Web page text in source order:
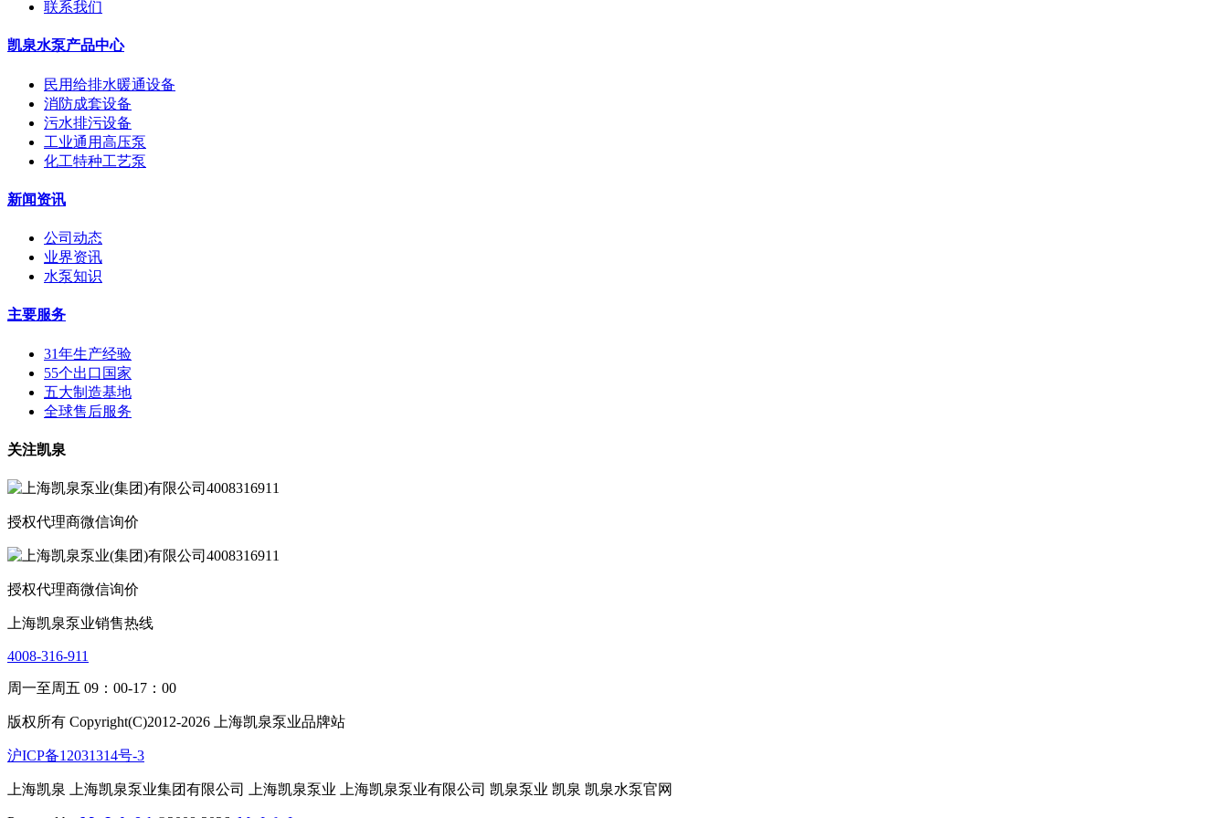
联系我们
凯泉水泵产品中心
民用给排水暖通设备
消防成套设备
污水排污设备
工业通用高压泵
化工特种工艺泵
新闻资讯
公司动态
业界资讯
水泵知识
主要服务
31年生产经验
55个出口国家
五大制造基地
全球售后服务
关注凯泉
授权代理商微信询价
授权代理商微信询价
上海凯泉泵业销售热线
4008-316-911
周一至周五 09：00-17：00
版权所有 Copyright(C)2012-2026 上海凯泉泵业品牌站
沪ICP备12031314号-3
上海凯泉 上海凯泉泵业集团有限公司 上海凯泉泵业 上海凯泉泵业有限公司 凯泉泵业 凯泉 凯泉水泵官网